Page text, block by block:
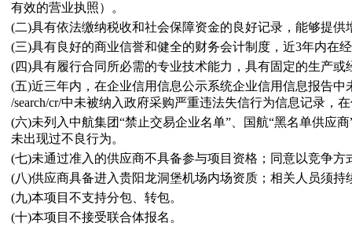
有效的营业执照）。
(二)具有依法缴纳税收和社会保障资金的良好记录，能够提供
(三)具有良好的商业信誉和健全的财务会计制度，近3年内在
(四)具有履行合同所必需的专业技术能力，具有固定的生产
(五)近三年内，在企业信用信息公示系统企业信用信息报告
/search/cr/中未被纳入政府采购严重违法失信行为信息记录，
(六)未列入中航集团“禁止交易企业名单”、国航“黑名单供应
未出现过不良行为。
(七)未通过准入的供应商不具备参与项目资格；同意以竞争方
(八)供应商具备进入贵阳龙洞堡机场内场资质；相关人员须
(九)本项目不支持分包、转包。
(十)本项目不接受联合体报名。